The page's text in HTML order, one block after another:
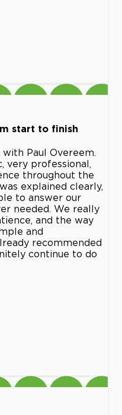
start to finish
Paul Overeem.
very professional,
throughout the
explained clearly,
to answer our
needed. We really
and the way
and
recommended
continue to do